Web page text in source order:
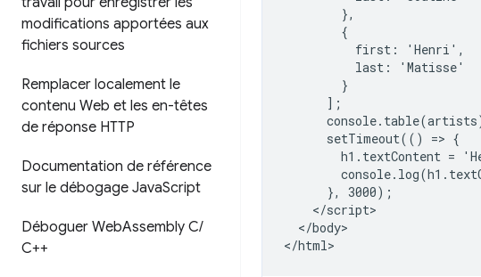
modifications apportées aux
fichiers sources
Remplacer localement le
contenu Web et les en-têtes
de réponse HTTP
Documentation de référence
sur le débogage JavaScript
Déboguer WebAssembly C/
C++
},
{
first: 'Henri',
last: 'Matisse'
}
];
setTimeout(() => {
h1.textContent =
}, 3000);
</script>
</body>